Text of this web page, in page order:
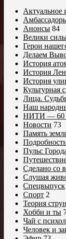
Актуальное
Анонсы 84
Велики
Герои
Делаем
История
История
История
Культурная
Лица.
Наш
НИТИ — 60
Новости 73
Память
Пульс
Сделано со
Слушая
Спецвыпуск
Спорт 2
Теория
Хобби и ты
Чай с
Человек и